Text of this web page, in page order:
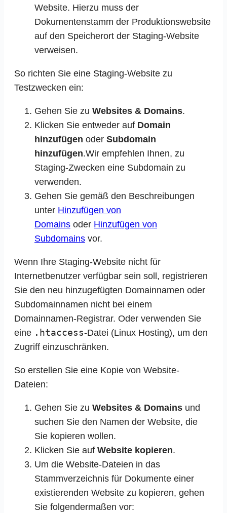
Website. Hierzu muss der
Dokumentenstamm der Produktionswebsite
auf den Speicherort der Staging-Website
verweisen.
So richten Sie eine Staging-Website zu
Testzwecken ein:
Gehen Sie zu Websites & Domains.
Klicken Sie entweder auf Domain
hinzufügen oder Subdomain
hinzufügen.Wir empfehlen Ihnen, zu
Staging-Zwecken eine Subdomain zu
verwenden.
Gehen Sie gemäß den Beschreibungen
unter Hinzufügen von
Domains oder Hinzufügen von
Subdomains vor.
Wenn Ihre Staging-Website nicht für
Internetbenutzer verfügbar sein soll, registrieren
Sie den neu hinzugefügten Domainnamen oder
Subdomainnamen nicht bei einem
Domainnamen-Registrar. Oder verwenden Sie
eine .htaccess-Datei (Linux Hosting), um den
Zugriff einzuschränken.
So erstellen Sie eine Kopie von Website-
Dateien:
Gehen Sie zu Websites & Domains und
suchen Sie den Namen der Website, die
Sie kopieren wollen.
Klicken Sie auf Website kopieren.
Um die Website-Dateien in das
Stammverzeichnis für Dokumente einer
existierenden Website zu kopieren, gehen
Sie folgendermaßen vor: